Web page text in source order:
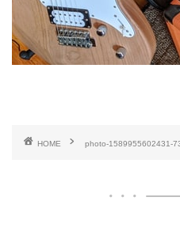
HOME photo-1589955602431-